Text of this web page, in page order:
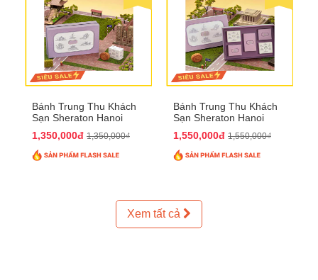
Bánh Trung Thu Khách
Sạn Sheraton Hanoi
1,350,000đ 1,350,000₫
Bánh Trung Thu Khách
Sạn Sheraton Hanoi
1,550,000đ 1,550,000₫
Xem tất cả